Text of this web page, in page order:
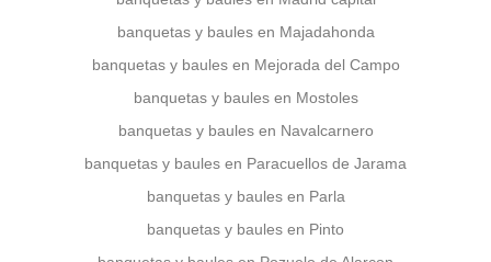
banquetas y baules en Majadahonda
banquetas y baules en Mejorada del Campo
banquetas y baules en Mostoles
banquetas y baules en Navalcarnero
banquetas y baules en Paracuellos de Jarama
banquetas y baules en Parla
banquetas y baules en Pinto